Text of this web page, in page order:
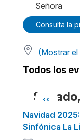
Señora
Consulta la
(Mostrar el
Todos los
Paginación
‹‹
Navidad
Sinfónica La